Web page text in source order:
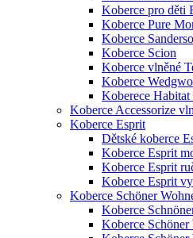
Koberce pro děti
Koberce Pure
Koberce
Koberce Scion
Koberce vlněné
Koberce
Koberece
Koberce Accessorize
Koberce Esprit
Dětské koberce
Koberce Esprit
Koberce Esprit
Koberce Esprit
Koberce Schöner
Koberce
Koberce Schöner